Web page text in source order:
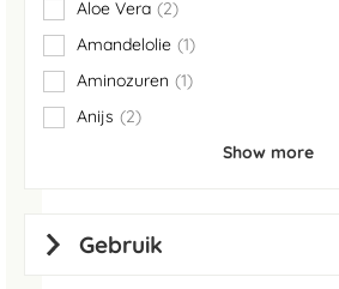
Aloe Vera
2
items
Amandelolie 1
item
Aminozuren
1
item
Anijs
2
items
Show more
Gebruik